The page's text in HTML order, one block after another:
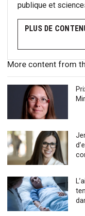
publique et
PLUS DE
More content from